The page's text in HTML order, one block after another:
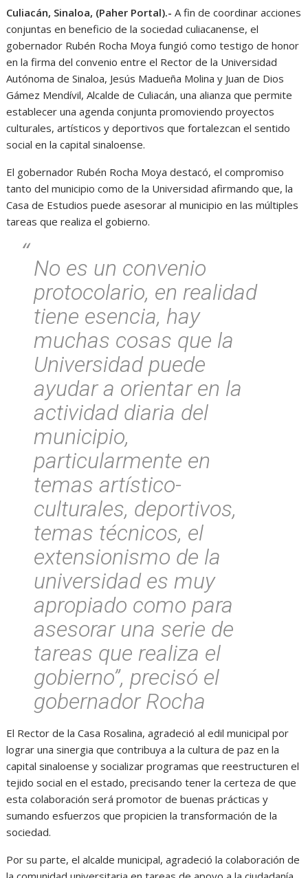
Culiacán, Sinaloa, (Paher Portal).- A fin de coordinar acciones
conjuntas en beneficio de la sociedad culiacanense, el
gobernador Rubén Rocha Moya fungió como testigo de honor
en la firma del convenio entre el Rector de la Universidad
Autónoma de Sinaloa, Jesús Madueña Molina y Juan de Dios
Gámez Mendívil, Alcalde de Culiacán, una alianza que permite
establecer una agenda conjunta promoviendo proyectos
culturales, artísticos y deportivos que fortalezcan el sentido
social en la capital sinaloense.
El gobernador Rubén Rocha Moya destacó, el compromiso
tanto del municipio como de la Universidad afirmando que, la
Casa de Estudios puede asesorar al municipio en las múltiples
tareas que realiza el gobierno.
No es un convenio
protocolario, en realidad
tiene esencia, hay
muchas cosas que la
Universidad puede
ayudar a orientar en la
actividad diaria del
municipio,
particularmente en
temas artístico-
culturales, deportivos,
temas técnicos, el
extensionismo de la
universidad es muy
apropiado como para
asesorar una serie de
tareas que realiza el
gobierno”, precisó el
gobernador Rocha
El Rector de la Casa Rosalina, agradeció al edil municipal por
lograr una sinergia que contribuya a la cultura de paz en la
capital sinaloense y socializar programas que reestructuren el
tejido social en el estado, precisando tener la certeza de que
esta colaboración será promotor de buenas prácticas y
sumando esfuerzos que propicien la transformación de la
sociedad.
Por su parte, el alcalde municipal, agradeció la colaboración de